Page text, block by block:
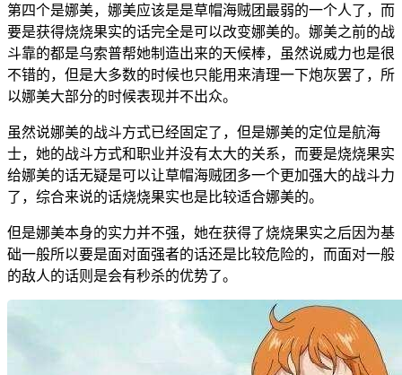
第四个是娜美，娜美应该是是草帽海贼团最弱的一个人了，而
要是获得烧烧果实的话完全是可以改变娜美的。娜美之前的战
斗靠的都是乌索普帮她制造出来的天候棒，虽然说威力也是很
不错的，但是大多数的时候也只能用来清理一下炮灰罢了，所
以娜美大部分的时候表现并不出众。
虽然说娜美的战斗方式已经固定了，但是娜美的定位是航海
士，她的战斗方式和职业并没有太大的关系，而要是烧烧果实
给娜美的话无疑是可以让草帽海贼团多一个更加强大的战斗力
了，综合来说的话烧烧果实也是比较适合娜美的。
但是娜美本身的实力并不强，她在获得了烧烧果实之后因为基
础一般所以要是面对面强者的话还是比较危险的，而面对一般
的敌人的话则是会有秒杀的优势了。